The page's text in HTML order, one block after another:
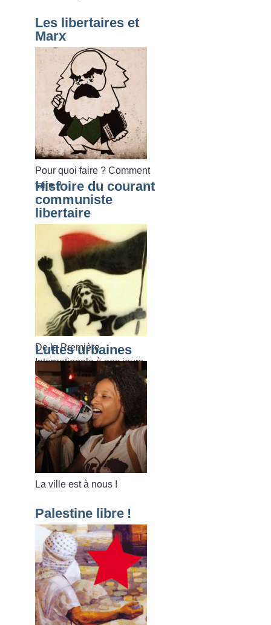
Les libertaires et
Marx
Pour quoi faire ? Comment
faire ?
Histoire du courant
communiste
libertaire
De la Première
Internationale à nos jours.
Luttes urbaines
La ville est à nous !
Palestine libre !